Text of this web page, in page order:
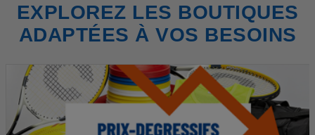
EXPLOREZ LES BOUTIQUES
ADAPTÉES À VOS BESOINS